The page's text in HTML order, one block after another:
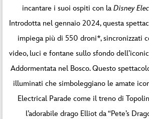
incantare i suoi ospiti con la Disney
Introdotta nel gennaio 2024, questa
impiega più di 550 droni*, sincronizzati
video, luci e fontane sullo sfondo
Addormentata nel Bosco. Questo
illuminati che simboleggiano le amate
Electrical Parade come il treno di
l’adorabile drago Elliot da “Pete’s